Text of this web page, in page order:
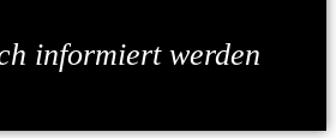
informiert werden